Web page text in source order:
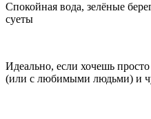
Спокойная вода, зелёные
суеты
Идеально, если хочешь
(или с любимыми людьми) и